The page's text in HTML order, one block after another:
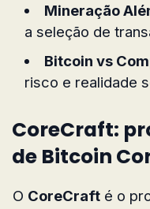
Mineração
a seleção de
Bitcoin vs
risco e realidade
CoreCraft:
de Bitcoin
O CoreCraft é o